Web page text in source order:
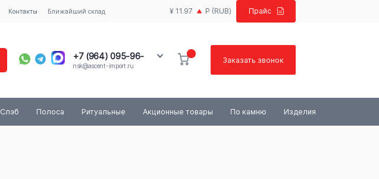
Контакты Ближайший склад ¥ 11.97 Р (RUB) Прайс
+7 (964) 095-96-
40
nsk@ascent-import.ru
Заказать звонок
Слэб Полоса Ритуальные Акционные товары По камню Изделия